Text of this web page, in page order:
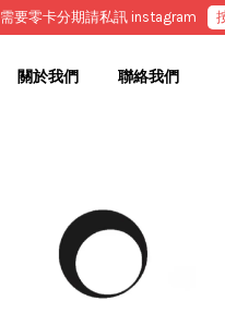
需要零卡分期請私訊 instagram
關於我們 聯絡我們
繼續購物